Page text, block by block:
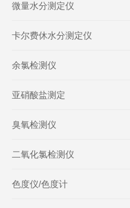
微量水分测定仪
卡尔费休水分测定仪
余氯检测仪
亚硝酸盐测定
臭氧检测仪
二氧化氯检测仪
色度仪/色度计